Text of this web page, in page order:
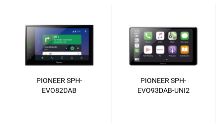
PIONEER SPH-
EVO82DAB
PIONEER SPH-
EVO93DAB-UNI2